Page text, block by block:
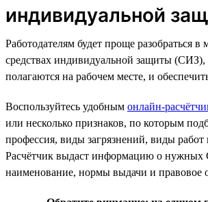
индивидуальной
Работодателям будет проще разобраться
средствах индивидуальной защиты (СИЗ),
полагаются на рабочем месте, и
Воспользуйтесь удобным онлайн-
или несколько признаков, по которым
профессия, виды загрязнений, виды работ
Расчётчик выдаст информацию о нужных
наименование, нормы выдачи и правовое